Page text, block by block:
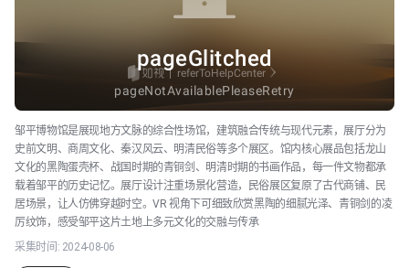
邹平博物馆是展现地方文脉的综合性场馆，建筑融合传统与现代元素，展厅分为
史前文明、商周文化、秦汉风云、明清民俗等多个展区。馆内核心展品包括龙山
文化的黑陶蛋壳杯、战国时期的青铜剑、明清时期的书画作品，每一件文物都承
载着邹平的历史记忆。展厅设计注重场景化营造，民俗展区复原了古代商铺、民
居场景，让人仿佛穿越时空。VR 视角下可细致欣赏黑陶的细腻光泽、青铜剑的凌
厉纹饰，感受邹平这片土地上多元文化的交融与传承
采集时间: 2024-08-06